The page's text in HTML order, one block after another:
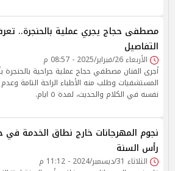
مصطفى حجاج يجري عملية بالحنجرة..
التفاصيل
الأربعاء 26/فبراير/2025 - 08:57 م
أجرى الفنان مصطفي حجاج عملية جراحية بالحنجرة
المستشفيات وطلب منه الأطباء الراحة التامة
نفسه في الكلام والحديث، لمدة ٥ ايام.
نجوم المهرجانات خارج نطاق الخدمة في
رأس السنة
الثلاثاء 31/ديسمبر/2024 - 11:12 م